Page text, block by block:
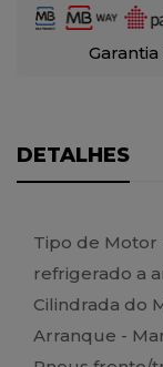
DETALHES
Tipo de Motor
refrigerado a
Cilindrada do
Arranque -